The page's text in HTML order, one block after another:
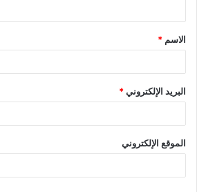
ق
*
الاسم *
البريد الإلكتروني*
الموقع الإلكتروني